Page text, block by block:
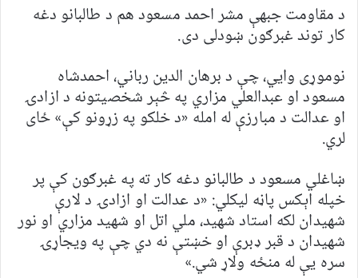
د مقاومت جبهې مشر احمد مسعود هم د طالبانو دغه
کار توند غبرګون ښودلی دی.
نوموړی وايي، چې د برهان الدین رباني، احمدشاه
مسعود او عبدالعلي مزاري په څېر شخصیتونه د ازادۍ
او عدالت د مبارزې له امله «د خلکو په زړونو کې» ځای
لري.
ښاغلي مسعود د طالبانو دغه کار ته په غبرګون کې پر
خپله اېکس پاڼه لیکلي: «د عدالت او ازادۍ د لارې
شهيدان لکه استاد شهيد، ملي اتل او شهيد مزاري او نور
شهيدان د قبر ډبرې او خښتې نه دي چې په ویجاړۍ
سره یې له منځه ولاړ شي.»